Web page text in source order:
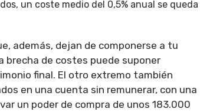
un coste medio del 0,5% anual se queda
además, dejan de componerse a tu
brecha de costes puede suponer
final. El otro extremo también
en una cuenta sin remunerar, con una
un poder de compra de unos 183.000